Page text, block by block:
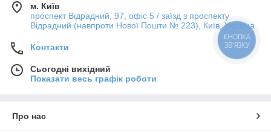
м. Київ
проспект Відрадний, 97, офіс 5 / заїзд з проспекту
Відрадний (навпроти Нової Пошти № 223), Київ, Україна
Контакти
Сьогодні вихідний
Показати весь графік роботи
Про нас
КНОПКА
ЗВ'ЯЗКУ